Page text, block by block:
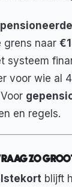
grens naar
systeem
voor wie al
en regels.
ZO
blijft